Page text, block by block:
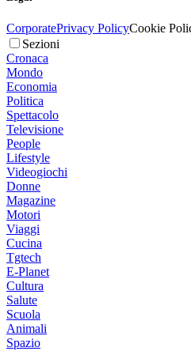
CorporatePrivacy PolicyCookie
Sezioni
Cronaca
Mondo
Economia
Politica
Spettacolo
Televisione
People
Lifestyle
Videogiochi
Donne
Magazine
Motori
Viaggi
Cucina
Tgtech
E-Planet
Cultura
Salute
Scuola
Animali
Spazio